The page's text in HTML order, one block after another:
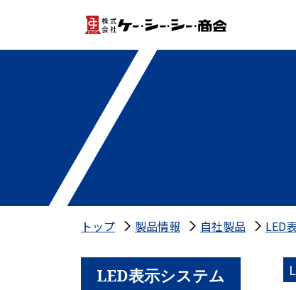
トップ 製品情報 自社製品 LED
LED表示システム